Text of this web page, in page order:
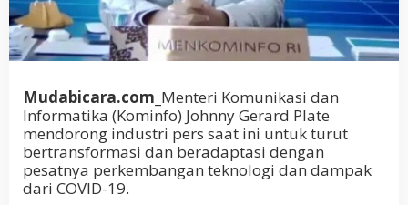
Mudabicara.com_ Menteri Komunikasi dan
Informatika (Kominfo) Johnny Gerard Plate
mendorong industri pers saat ini untuk turut
bertransformasi dan beradaptasi dengan
pesatnya perkembangan teknologi dan dampak
dari COVID-19.